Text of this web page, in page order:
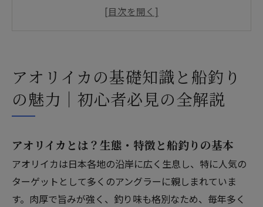
アオリイカのシーズンと最適な釣行時期ガイド
釣船初心者向け実践ガイド｜安心の準備とテク
ニック
アオリイカの基礎知識と船釣り
の魅力｜初心者必見の全解説
アオリイカとは？生態・特徴と船釣りの基本
アオリイカは日本各地の沿岸に広く生息し、特に人気の
ターゲットとして多くのアングラーに親しまれていま
す。肉厚で旨みが強く、釣り味も格別なため、毎年多く